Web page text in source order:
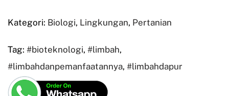
Kategori: Biologi, Lingkungan, Pertanian
Tag: #bioteknologi, #limbah,
#limbahdanpemanfaatannya, #limbahdapur